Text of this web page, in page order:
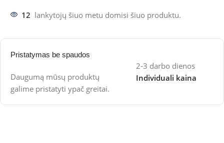
12 lankytojų šiuo metu domisi šiuo produktu.
Pristatymas be spaudos
Daugumą mūsų produktų
galime pristatyti ypač greitai.
2-3 darbo dienos
Individuali kaina